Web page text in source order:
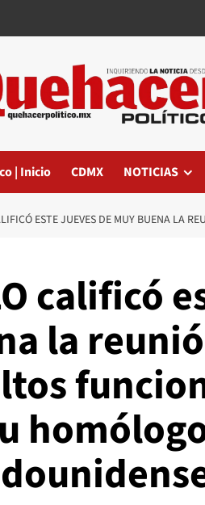
| Inicio CDMX NOTICIAS
ESTE JUEVES DE MUY BUENA LA
calificó
la